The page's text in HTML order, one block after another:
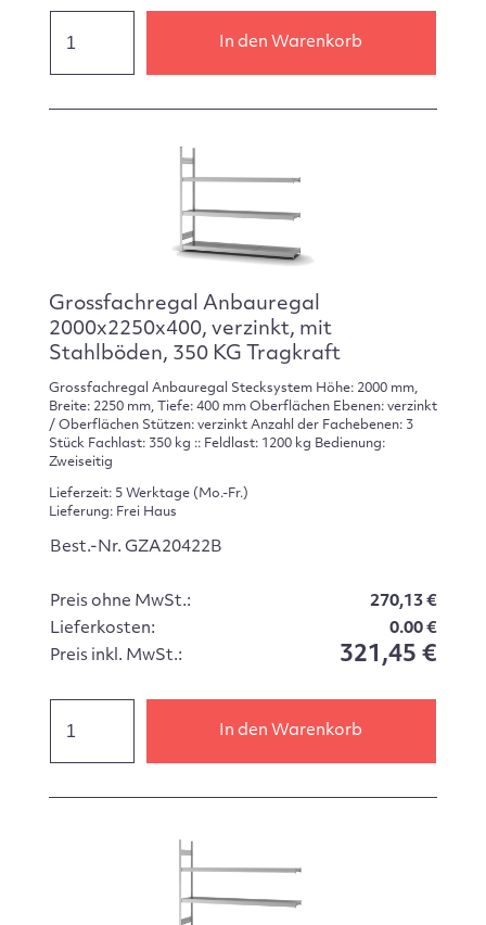
In den Warenkorb
Grossfachregal Anbauregal
2000x2250x400, verzinkt, mit
Stahlböden, 350 KG Tragkraft
Grossfachregal Anbauregal Stecksystem Höhe: 2000 mm,
Breite: 2250 mm, Tiefe: 400 mm Oberflächen Ebenen: verzinkt
/ Oberflächen Stützen: verzinkt Anzahl der Fachebenen: 3
Stück Fachlast: 350 kg :: Feldlast: 1200 kg Bedienung:
Zweiseitig
Lieferzeit: 5 Werktage (Mo.-Fr.)
Lieferung: Frei Haus
Best.-Nr. GZA20422B
Preis ohne MwSt.:
270,13 €
Lieferkosten:
0.00 €
Preis inkl. MwSt.:
321,45 €
In den Warenkorb